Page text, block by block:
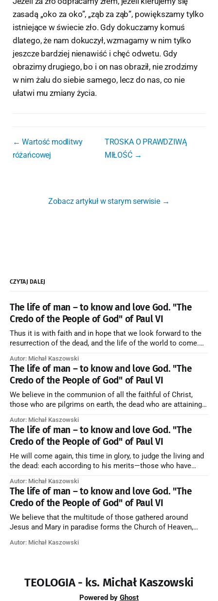
zasadą „oko za oko”, „ząb za ząb”, powiększamy tylko
istniejące w świecie zło. Gdy dokuczamy komuś
dlatego, że nam dokuczył, wzmagamy w nim tylko
jeszcze bardziej nienawiść i chęć odwetu. Gdy
obrazimy drugiego, bo i on nas obraził, nie zrodzimy
w nim żalu do siebie samego, lecz do nas, co nie
ułatwi mu zmiany życia.
← Wartość modlitwy
różańcowej
TROSKA O PRAWDZIWĄ
MIŁOŚĆ →
Zobacz artykuł w starym serwisie →
CZYTAJ DALEJ
The life of man – to know and love God. "The
Credo of the People of God" of Paul VI
Thus it is with faith and in hope that we look forward to the
resurrection of the dead, and the life of the world to come.
artykuł w starym serwisie →
Autor: Michał Kaszowski
The life of man – to know and love God. "The
Credo of the People of God" of Paul VI
We believe in the communion of all the faithful of Christ,
those who are pilgrims on earth, the dead who are attaining
forming one Church; and we believe that in this communion
the merciful love of God and His saints is
Autor: Michał Kaszowski
The life of man – to know and love God. "The
Credo of the People of God" of Paul VI
He will come again, this time in glory, to judge the living and
the dead: each according to his merits—those who have
those who have refused them to the end going to the fire that
is not
Autor: Michał Kaszowski
The life of man – to know and love God. "The
Credo of the People of God" of Paul VI
We believe that the multitude of those gathered around
Jesus and Mary in paradise forms the Church of Heaven,
they also, in different degrees, are associated with the holy
Autor: Michał Kaszowski
TEOLOGIA - ks. Michał Kaszowski
Powered by Ghost